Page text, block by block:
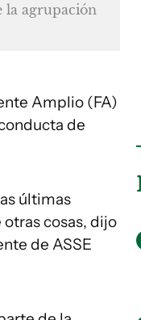
la agrupación
Amplio (FA)
de
últimas
cosas, dijo
de ASSE